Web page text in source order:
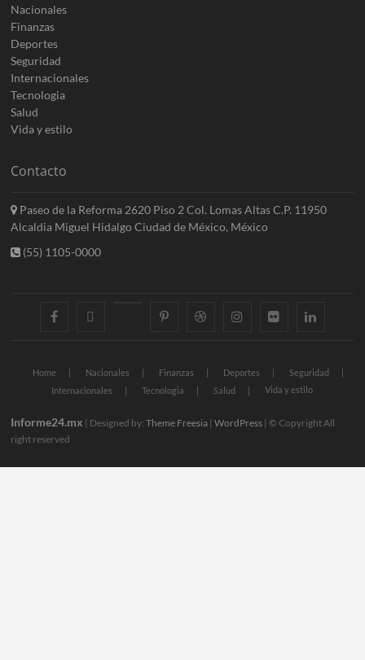
Nacionales
Finanzas
Deportes
Seguridad
Internacionales
Tecnologia
Salud
Vida y estilo
Contacto
Paseo de la Reforma 2620 Piso 2 Col. Lomas Altas C.P. 11950
Alcaldia Miguel Hidalgo Ciudad de México, México
(55) 1105-0000
facebook googlepluspinterestdribbble instagramflickr linkedin
Home Nacionales Finanzas Deportes
Seguridad
Internacionales
Tecnologia Salud Vida y estilo
Informe24.mx | Designed by:Theme Freesia |WordPress | © Copyright All
right reserved